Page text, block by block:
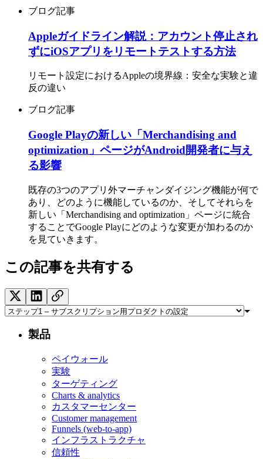
ブログ記事
Appleガイドライン解説：アカウント停止され
ずにiOSアプリをリモートテストする方法
リモート設定におけるAppleの境界線：安全な実験と違
反の違い
ブログ記事
Google Playの新しい「Merchandising and
optimization」ページがAndroid開発者に与え
る影響
既存の3つのアプリ外マーチャンダイジング機能が何で
あり、どのように機能しているのか、そしてそれらを
新しい「Merchandising and optimization」ページに統合
することでGoogle Playにどのような変更が加わるのか
を見ていきます。
この記事を共有する
製品
ペイウォール
実験
ターゲティング
Charts & analytics
カスタマーセンター
Customer management
Funnels (web-to-app)
インフラストラクチャ
信頼性